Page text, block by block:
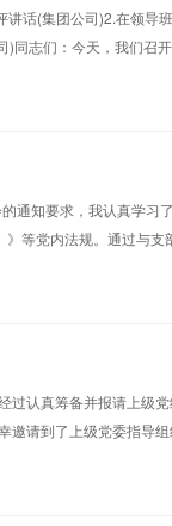
话(集团公司)2.在领导
同志们：今天，我们召
中肯、直击要害，体现
通知要求，我认真学习
等党内法规。通过与支
团结统一方面。一是政
过认真筹备并报请上级
邀请到了上级党委指导
查。第三项议程：党员